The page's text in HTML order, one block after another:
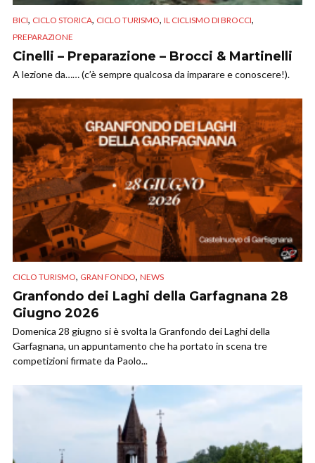
BICI, CICLO STORICA, CICLO TURISMO, IL CICLISMO DI BROCCI,
PREPARAZIONE
Cinelli – Preparazione – Brocci & Martinelli
A lezione da…… (c’è sempre qualcosa da imparare e conoscere!).
CICLO TURISMO, GRAN FONDO, NEWS
Granfondo dei Laghi della Garfagnana 28
Giugno 2026
Domenica 28 giugno si è svolta la Granfondo dei Laghi della
Garfagnana, un appuntamento che ha portato in scena tre
competizioni firmate da Paolo...